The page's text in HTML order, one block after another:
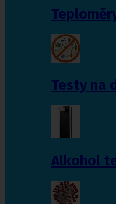
Testy na
Alkohol